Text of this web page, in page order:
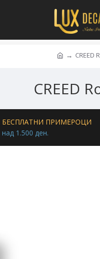
CREED
CREED
БЕСПЛАТНИ ПРИМЕРОЦИ
над 1.500 ден.